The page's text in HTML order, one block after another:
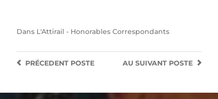
Dans L'Attirail - Honorables Correspondants
AU SUIVANT POSTE
PRÉCEDENTPOSTE